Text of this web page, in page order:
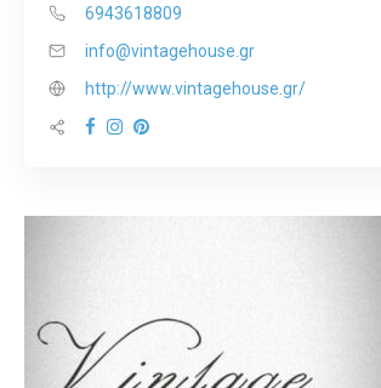
6943618809
info@vintagehouse.gr
http://www.vintagehouse.gr/